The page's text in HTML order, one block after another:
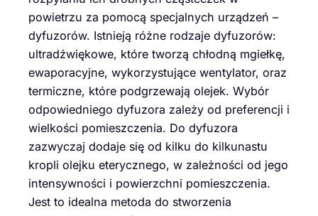
powietrzu za pomocą specjalnych urządzeń –
dyfuzorów. Istnieją różne rodzaje dyfuzorów:
ultradźwiękowe, które tworzą chłodną mgiełkę,
ewaporacyjne, wykorzystujące wentylator, oraz
termiczne, które podgrzewają olejek. Wybór
odpowiedniego dyfuzora zależy od preferencji i
wielkości pomieszczenia. Do dyfuzora
zazwyczaj dodaje się od kilku do kilkunastu
kropli olejku eterycznego, w zależności od jego
intensywności i powierzchni pomieszczenia.
Jest to idealna metoda do stworzenia